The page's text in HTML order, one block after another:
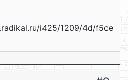
i425/1209/4d/f5ce